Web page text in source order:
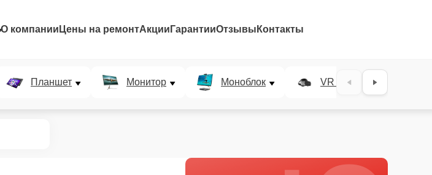
О компании Цены на ремонтАкции ГарантииОтзывы Контакты
Планшет Монитор Моноблок VR система